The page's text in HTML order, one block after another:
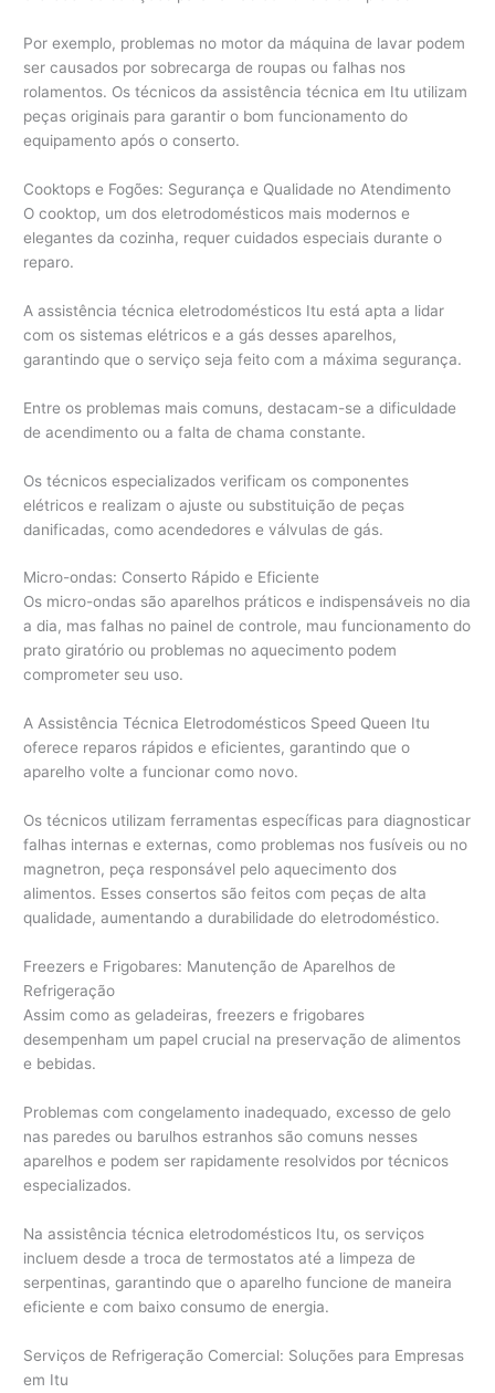
Por exemplo, problemas no motor da máquina de lavar podem
ser causados por sobrecarga de roupas ou falhas nos
rolamentos. Os técnicos da assistência técnica em Itu utilizam
peças originais para garantir o bom funcionamento do
equipamento após o conserto.
Cooktops e Fogões: Segurança e Qualidade no Atendimento
O cooktop, um dos eletrodomésticos mais modernos e
elegantes da cozinha, requer cuidados especiais durante o
reparo.
A assistência técnica eletrodomésticos Itu está apta a lidar
com os sistemas elétricos e a gás desses aparelhos,
garantindo que o serviço seja feito com a máxima segurança.
Entre os problemas mais comuns, destacam-se a dificuldade
de acendimento ou a falta de chama constante.
Os técnicos especializados verificam os componentes
elétricos e realizam o ajuste ou substituição de peças
danificadas, como acendedores e válvulas de gás.
Micro-ondas: Conserto Rápido e Eficiente
Os micro-ondas são aparelhos práticos e indispensáveis no dia
a dia, mas falhas no painel de controle, mau funcionamento do
prato giratório ou problemas no aquecimento podem
comprometer seu uso.
A Assistência Técnica Eletrodomésticos Speed Queen Itu
oferece reparos rápidos e eficientes, garantindo que o
aparelho volte a funcionar como novo.
Os técnicos utilizam ferramentas específicas para diagnosticar
falhas internas e externas, como problemas nos fusíveis ou no
magnetron, peça responsável pelo aquecimento dos
alimentos. Esses consertos são feitos com peças de alta
qualidade, aumentando a durabilidade do eletrodoméstico.
Freezers e Frigobares: Manutenção de Aparelhos de
Refrigeração
Assim como as geladeiras, freezers e frigobares
desempenham um papel crucial na preservação de alimentos
e bebidas.
Problemas com congelamento inadequado, excesso de gelo
nas paredes ou barulhos estranhos são comuns nesses
aparelhos e podem ser rapidamente resolvidos por técnicos
especializados.
Na assistência técnica eletrodomésticos Itu, os serviços
incluem desde a troca de termostatos até a limpeza de
serpentinas, garantindo que o aparelho funcione de maneira
eficiente e com baixo consumo de energia.
Serviços de Refrigeração Comercial: Soluções para Empresas
em Itu